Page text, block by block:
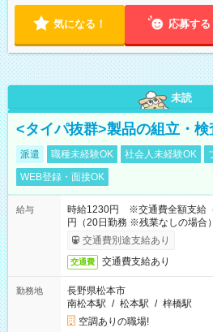
気になる！ 応募する
未読
<タイパ抜群>製品の組立・検
派遣 職種未経験OK 社会人未経験OK
WEB登録・面接OK
給与
時給1230円 ※交通費全額支給
円（20日勤務 ※残業なしの場合）
交通費別途支給あり
交通費 交通費支給あり
勤務地
長野県松本市
南松本駅 / 松本駅 / 梓橋駅
空調ありの職場!